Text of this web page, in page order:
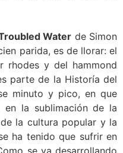
Water de Simon
parida, es de llorar: el
rhodes y del hammond
parte de la Historía del
minuto y pico, en que
en la sublimación de la
la cultura popular y la
ha tenido que sufrir en
se va desarrollando